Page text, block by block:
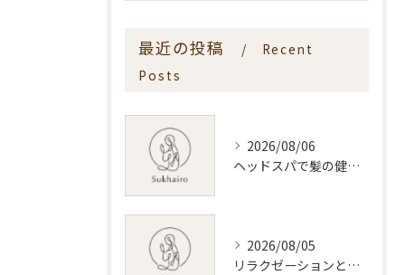
最近の投稿
Recent
Posts
2026/08/06
ヘッドスパで髪の健康を叶える新潟県新潟市おすすめ活用術
2026/08/05
リラクゼーションと新潟県のリンパマッサージ効果と料金相場を体験前に知る安心ガイド